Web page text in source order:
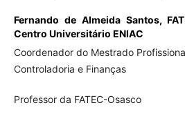
Fernando de Almeida Santos,
Centro Universitário ENIAC
Coordenador do Mestrado
Controladoria e Finanças
Professor da FATEC-Osasco